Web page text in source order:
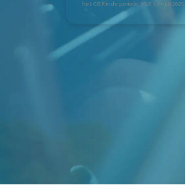
het CBR in de periode 2018 t/m juli 2025.